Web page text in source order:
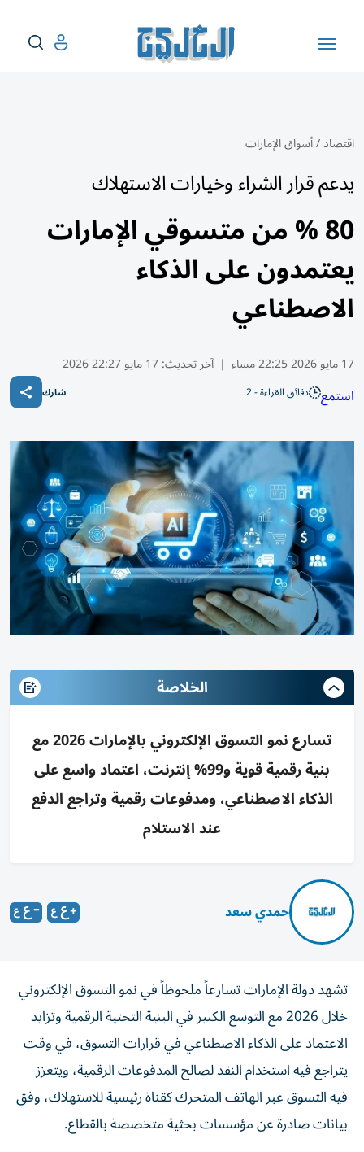
اقتصاد/أسواق الإمارات
يدعم قرار الشراء وخيارات الاستهلاك
80 % من متسوقي الإمارات
يعتمدون على الذكاء
الاصطناعي
17 مايو 2026 22:25 مساء | آخر تحديث:17 مايو 22:27 2026
استمع دقائق القراءة - 2 شارك
الخلاصة
تسارع نمو التسوق الإلكتروني بالإمارات 2026 مع
بنية رقمية قوية و99% إنترنت، اعتماد واسع على
الذكاء الاصطناعي، ومدفوعات رقمية وتراجع الدفع
عند الاستلام
حمدي سعد
تشهد دولة الإمارات تسارعاً ملحوظاً في نمو التسوق الإلكتروني
خلال 2026 مع التوسع الكبير في البنية التحتية الرقمية وتزايد
الاعتماد على الذكاء الاصطناعي في قرارات التسوق، في وقت
يتراجع فيه استخدام النقد لصالح المدفوعات الرقمية، ويتعزز
فيه التسوق عبر الهاتف المتحرك كقناة رئيسية للاستهلاك، وفق
بيانات صادرة عن مؤسسات بحثية متخصصة بالقطاع.